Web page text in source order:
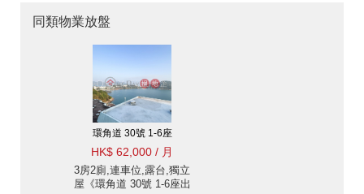
同類物業放盤
環角道 30號 1-6座
HK$ 62,000 / 月
3房2廁,連車位,露台,獨立
屋《環角道 30號 1-6座出